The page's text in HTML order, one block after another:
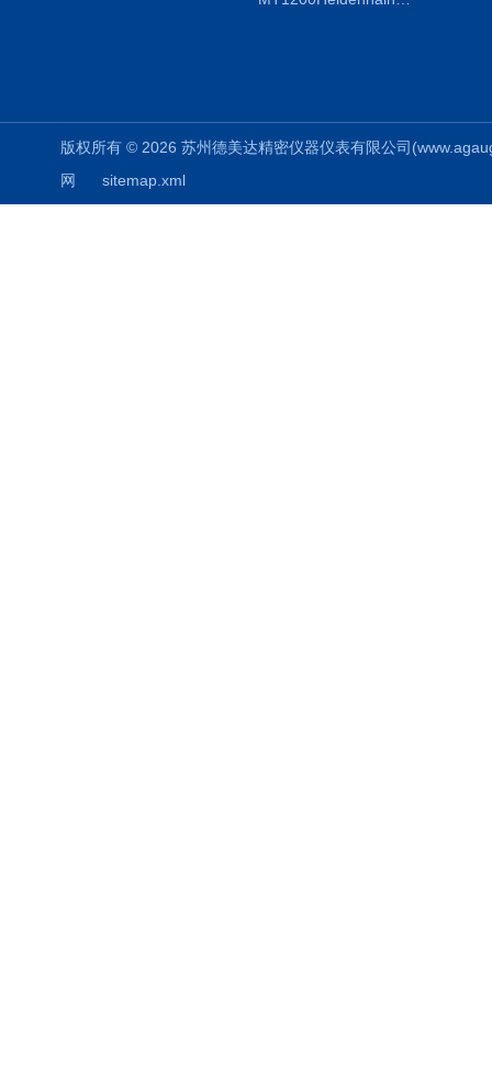
版权所有 © 2026 苏州德美达精密仪器仪表有限公司
网
sitemap.xml